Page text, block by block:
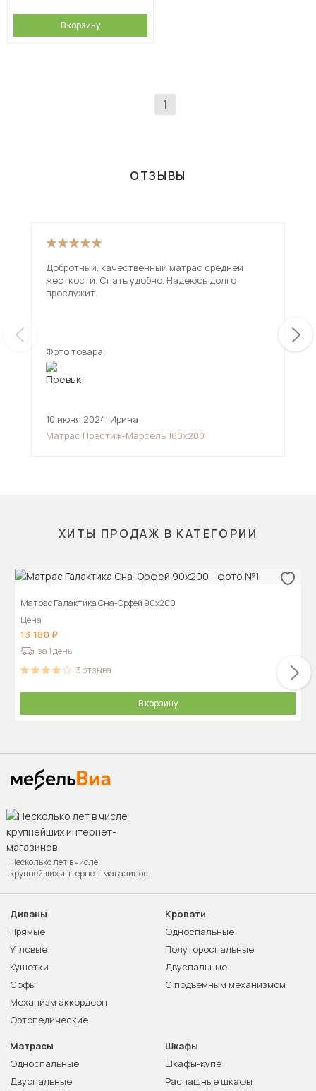
В корзину
1
ОТЗЫВЫ
Добротный, качественный матрас средней
жесткости. Спать удобно. Надеюсь долго
прослужит.
Фото товара:
10 июня 2024, Ирина
Матрас Престиж-Марсель 160х200
ХИТЫ ПРОДАЖ В КАТЕГОРИИ
Матрас Галактика Сна-Орфей 90х200
Цена
13 180
за 1 день
3отзыва
В корзину
Несколько лет в числе
крупнейших интернет-магазинов
Диваны
Прямые
Угловые
Кушетки
Софы
Механизм аккордеон
Ортопедические
Кровати
Односпальные
Полутороспальные
Двуспальные
С подъемным механизмом
Матрасы
Односпальные
Двуспальные
Шкафы
Шкафы-купе
Распашные шкафы